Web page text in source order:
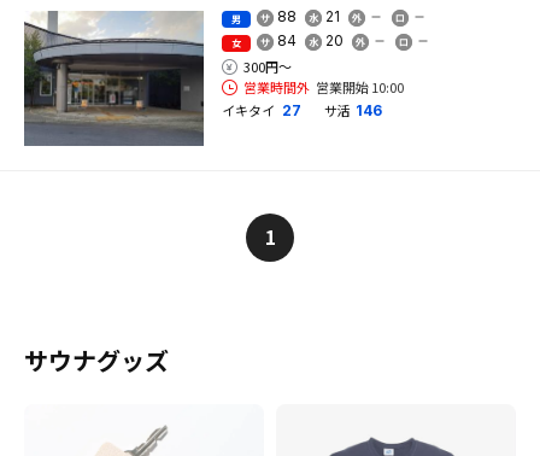
男 88 21
女 84 20
300円〜
営業時間外 営業開始 10:00
イキタイ 27 サ活 146
1
サウナグッズ